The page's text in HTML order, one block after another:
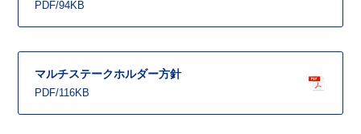
PDF/94KB
マルチステークホルダー方針
PDF/116KB